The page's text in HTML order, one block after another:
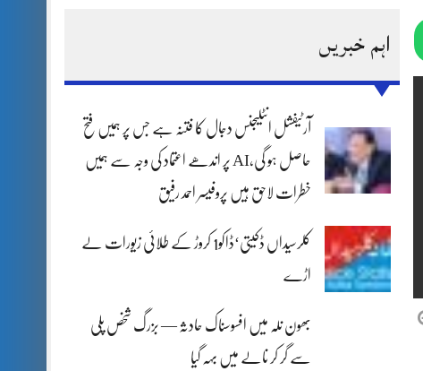
اہم خبریں
آرٹیفشل انٹلیجنس دجال کا فتنہ ہے جس پر ہمیں فتح
حاصل ہو گی،AI پر اندھے اعتماد کی وجہ سے ہمیں
خطرات لاحق ہیں پروفیسر احمد رفیق
کلرسیداں ڈکیتی‘ڈاکو1 کروڑ کے طلائی زیورات لے
اڑے
بھون نلہ میں افسوسناک حادثہ — بزرگ شخص پلی
سے گر کر نالے میں بہہ گیا